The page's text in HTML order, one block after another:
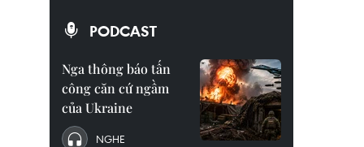
PODCAST
Nga thông báo tấn
công căn cứ ngầm
của Ukraine
NGHE